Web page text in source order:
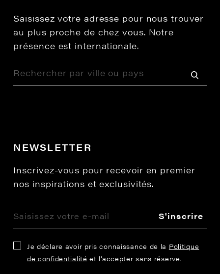
Saisissez votre adresse pour nous trouver
au plus proche de chez vous. Notre
présence est internationale.
NEWSLETTER
Inscrivez-vous pour recevoir en premier
nos inspirations et exclusivités.
S'inscrire
Je déclare avoir pris connaissance de la Politique
de confidentialité et l’accepter sans réserve.